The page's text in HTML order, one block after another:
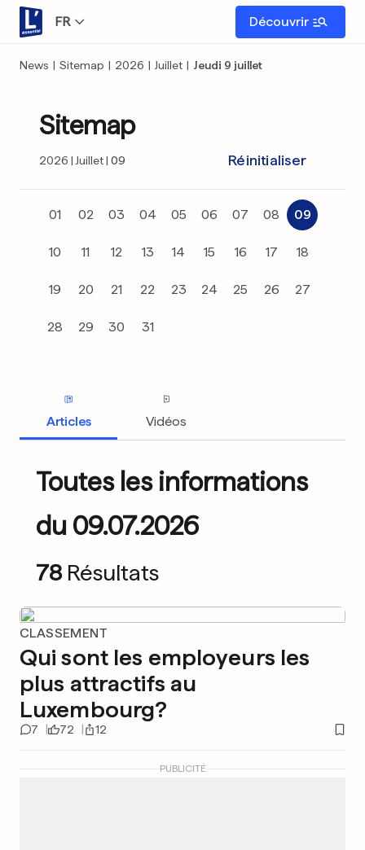
FR Découvrir
News | Sitemap | 2026 | Juillet | Jeudi 9 juillet
Sitemap
2026 Juillet 09 Réinitialiser
01 02 03 04 05 06 07 08 09
10 11 12 13 14 15 16 17 18
19 20 21 22 23 24 25 26 27
28 29 30 31
Articles Vidéos
Toutes les informations
du 09.07.2026
78 Résultats
CLASSEMENT
Qui sont les employeurs les
plus attractifs au
Luxembourg?
7 72 12
PUBLICITÉ